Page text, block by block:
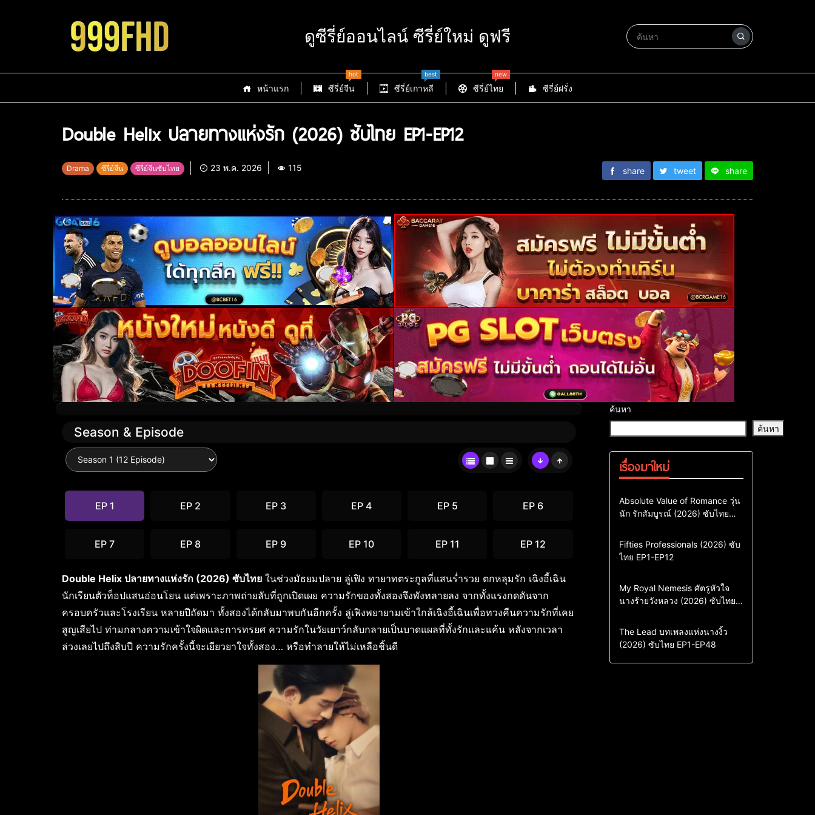
ดูซีรี่ย์ออนไลน์ ซีรี่ย์ใหม่ ดูฟรี
หน้าแรก ซีรี่ย์จีน
hot
ซีรี่ย์เกาหลี
best
ซีรี่ย์ไทย
new
ซีรี่ย์ฝรั่ง
Double Helix ปลายทางแห่งรัก (2026) ซับไทย EP1-EP12
Drama ซีรี่ย์จีน ซีรี่ย์จีนซับไทย 23 พ.ค. 2026 115 share tweet share
Season & Episode
EP 1 EP 2 EP 3 EP 4 EP 5 EP 6
EP 7 EP 8 EP 9 EP 10 EP 11 EP 12
Double Helix ปลายทางแห่งรัก (2026) ซับไทย ในช่วงมัธยมปลาย ลู่เฟิง ทายาทตระกูลที่แสนร่ำรวย ตกหลุมรัก เฉิงอี้เฉิน
นักเรียนตัวท็อปแสนอ่อนโยน แต่เพราะภาพถ่ายลับที่ถูกเปิดเผย ความรักของทั้งสองจึงพังทลายลง จากทั้งแรงกดดันจาก
ครอบครัวและโรงเรียน หลายปีถัดมา ทั้งสองได้กลับมาพบกันอีกครั้ง ลู่เฟิงพยายามเข้าใกล้เฉิงอี้เฉินเพื่อทวงคืนความรักที่เคย
สูญเสียไป ท่ามกลางความเข้าใจผิดและการทรยศ ความรักในวัยเยาว์กลับกลายเป็นบาดแผลที่ทั้งรักและแค้น หลังจากเวลา
ล่วงเลยไปถึงสิบปี ความรักครั้งนี้จะเยียวยาใจทั้งสอง… หรือทำลายให้ไม่เหลือชิ้นดี
ค้นหา
ค้นหา
เรื่องมาใหม่
Comedy Drama
ซีรี่ย์เกาหลี
ซีรี่ย์เกาหลีซับไทย
Absolute Value of Romance วุ่น
นัก รักสัมบูรณ์ (2026) ซับไทย
Action & Adventure
Comedy
Drama
ซีรี่ย์เกาหลี
Fifties Professionals (2026) ซับ
ไทย EP1-EP12
Comedy
Drama
Sci-Fi & Fantasy
ซีรี่ย์เกาหลี
My Royal Nemesis ศัตรูหัวใจ
นางร้ายวังหลวง (2026) ซับไทย
Drama
ซีรี่ย์จีน
ซีรี่ย์จีนซับไทย
The Lead บทเพลงแห่งนางงิ้ว
(2026) ซับไทย EP1-EP48